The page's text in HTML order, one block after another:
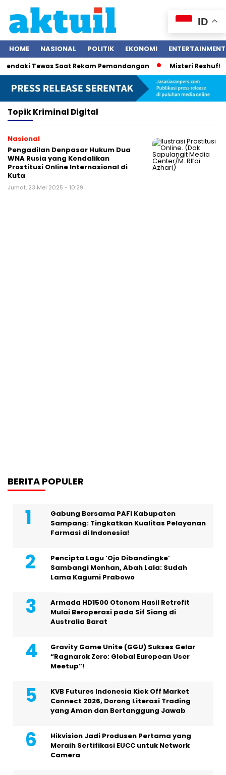
HOME NASIONAL POLITIK EKONOMI ENTERTAINMENT
Tewas Saat Rekam Pemandangan Misteri
TopikKriminal Digital
Nasional
Pengadilan Denpasar Hukum Dua
WNA Rusia yang Kendalikan
Prostitusi Online Internasional di
Kuta
Jumat, 23 Mei 2025 - 10:29
BERITA POPULER
Gabung Bersama PAFI Kabupaten
Sampang: Tingkatkan Kualitas Pelayanan
Farmasi di Indonesia!
Pencipta Lagu ‘Ojo Dibandingke’
Sambangi Menhan, Abah Lala: Sudah
Lama Kagumi Prabowo
Armada HD1500 Otonom Hasil Retrofit
Mulai Beroperasi pada Sif Siang di
Australia Barat
Gravity Game Unite (GGU) Sukses Gelar
“Ragnarok Zero: Global European User
Meetup”!
KVB Futures Indonesia Kick Off Market
Connect 2026, Dorong Literasi Trading
yang Aman dan Bertanggung Jawab
Hikvision Jadi Produsen Pertama yang
Meraih Sertifikasi EUCC untuk Network
Camera
ID